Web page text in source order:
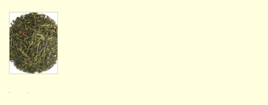
NIEUW! Verpakte thee
BeppeDeli en 8tea1
Contact